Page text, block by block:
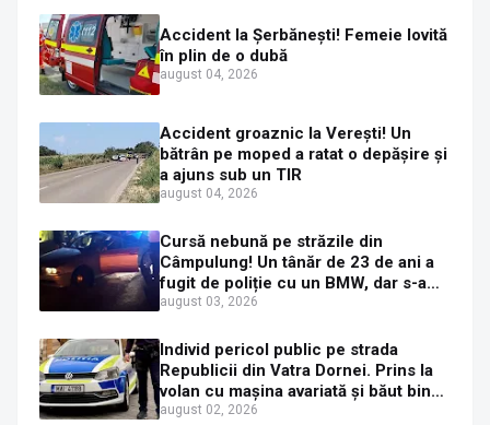
Accident la Șerbănești! Femeie lovită
în plin de o dubă
august 04, 2026
Accident groaznic la Verești! Un
bătrân pe moped a ratat o depășire și
a ajuns sub un TIR
august 04, 2026
Cursă nebună pe străzile din
Câmpulung! Un tânăr de 23 de ani a
fugit de poliție cu un BMW, dar s-a
oprit într-un gard de pe strada
august 03, 2026
Individ pericol public pe strada
Republicii din Vatra Dornei. Prins la
volan cu mașina avariată și băut bine,
în plină zi
august 02, 2026